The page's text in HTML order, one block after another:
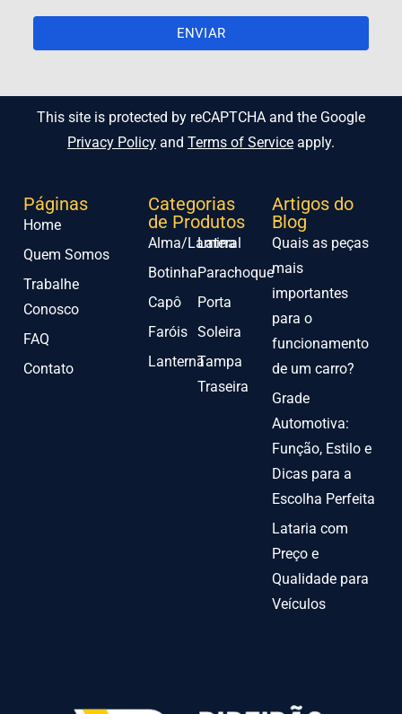
This site is protected by reCAPTCHA and the Google
Privacy Policy and Terms of Service apply.
Páginas
Home
Quem Somos
Trabalhe
Conosco
FAQ
Contato
Categorias
de Produtos
Alma/Lamina
Botinha
Capô
Faróis
Lanterna
Lateral
Parachoque
Porta
Soleira
Tampa
Traseira
Artigos do
Blog
Quais as peças
mais
importantes
para o
funcionamento
de um carro?
Grade
Automotiva:
Função, Estilo e
Dicas para a
Escolha Perfeita
Lataria com
Preço e
Qualidade para
Veículos